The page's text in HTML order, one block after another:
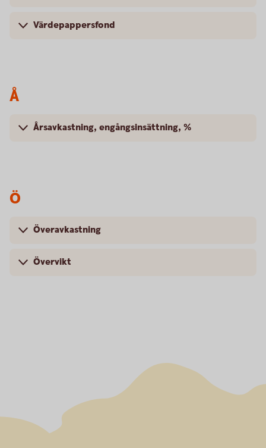
Värdepappersfond
Å
Årsavkastning, engångsinsättning, %
Ö
Överavkastning
Övervikt